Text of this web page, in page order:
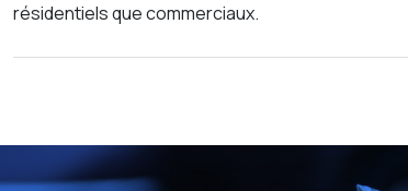
résidentiels que commerciaux.